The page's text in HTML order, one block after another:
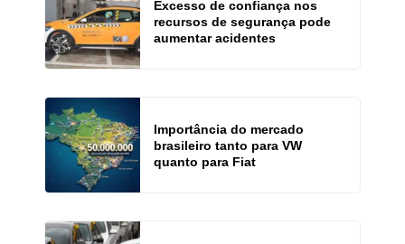
Excesso de confiança nos
recursos de segurança pode
aumentar acidentes
Importância do mercado
brasileiro tanto para VW
quanto para Fiat